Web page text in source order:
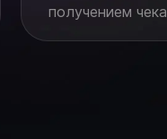
получением чека